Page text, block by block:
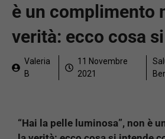
è un complimento
verità: ecco cosa
Valeria
B
11 Novembre
2021
“Hai la pelle luminosa”, non è